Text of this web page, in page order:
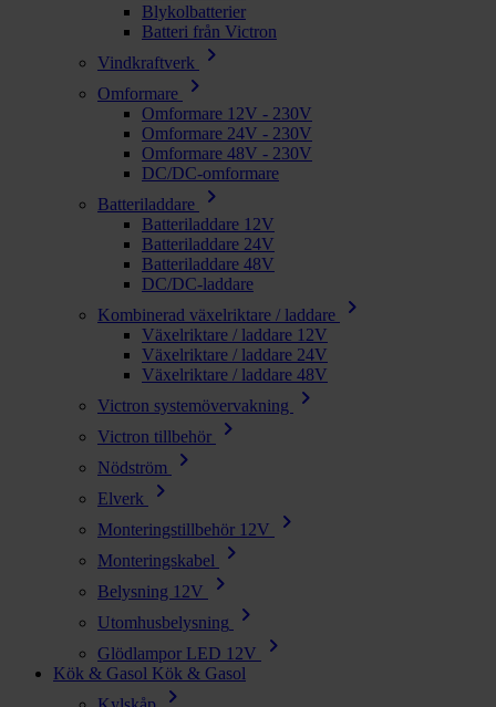
Blykolbatterier
Batteri från Victron
Vindkraftverk
chevron_right
Omformare chevron_right
Omformare 12V - 230V
Omformare 24V - 230V
Omformare 48V - 230V
DC/DC-omformare
Batteriladdare
chevron_right
Batteriladdare 12V
Batteriladdare 24V
Batteriladdare 48V
DC/DC-laddare
Kombinerad växelriktare / laddare
chevron_right
Växelriktare / laddare 12V
Växelriktare / laddare 24V
Växelriktare / laddare 48V
Victron systemövervakning
chevron_right
Victron tillbehör chevron_right
Nödström chevron_right
Elverk chevron_right
Monteringstillbehör 12V chevron_right
Monteringskabel chevron_right
Belysning 12V chevron_right
Utomhusbelysning chevron_right
Glödlampor LED 12V chevron_right
Kök & Gasol Kök & Gasol
chevron_right